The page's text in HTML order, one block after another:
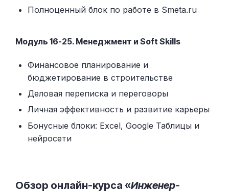
Полноценный блок по работе в Smeta.ru
Модуль 16-25. Менеджмент и Soft Skills
Финансовое планирование и
бюджетирование в строительстве
Деловая переписка и переговоры
Личная эффективность и развитие карьеры
Бонусные блоки: Excel, Google Таблицы и
нейросети
Обзор онлайн-курса «Инженер-